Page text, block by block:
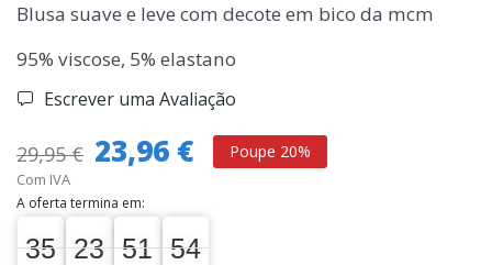
Blusa suave e leve com decote em bico da mcm
95% viscose, 5% elastano
Escrever uma Avaliação
29,95 € 23,96 € Poupe 20%
Com IVA
A oferta termina em:
35
35
00 23
23
00 51
51
52 53
53
54